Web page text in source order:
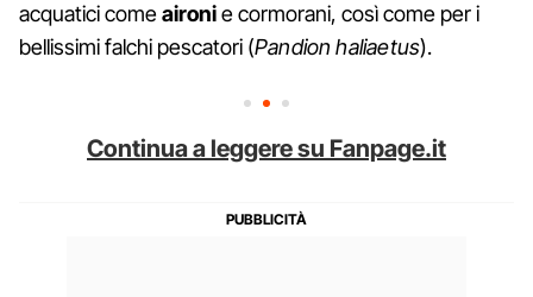
acquatici comeaironie cormorani, così come per i
bellissimi falchi pescatori (Pandion haliaetus).
Continua a leggere su Fanpage.it